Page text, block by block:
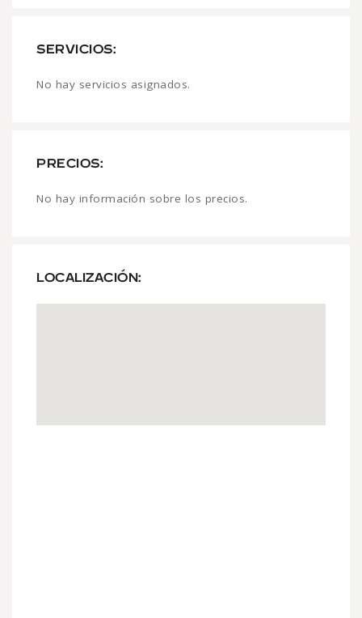
SERVICIOS:
No hay servicios asignados.
PRECIOS:
No hay información sobre los precios.
LOCALIZACIÓN: